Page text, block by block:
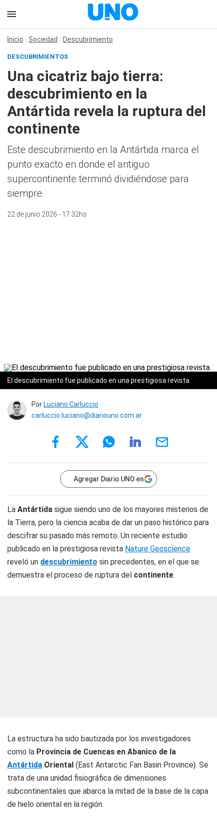
Inicio Sociedad Descubrimiento
DESCUBRIMIENTOS
Una cicatriz bajo tierra:
descubrimiento en la
Antártida revela la ruptura del
continente
Este descubrimiento en la Antártida marca el
punto exacto en donde el antiguo
supercontinente terminó dividiéndose para
siempre
22 de junio 2026 - 17:32hs
El descubrimiento fue publicado en una prestigiosa revista.
Por Luciano Carluccio
carluccio.luciano@diariouno.com.ar
Agregar Diario UNO en
La Antártida sigue siendo uno de los mayores misterios de
la Tierra, pero la ciencia acaba de dar un paso histórico para
descifrar su pasado más remoto. Un reciente estudio
publicado en la prestigiosa revista Nature Geoscience
reveló un descubrimiento sin precedentes, en el que se
demuestra el proceso de ruptura del continente.
La estructura ha sido bautizada por los investigadores
como la Provincia de Cuencas en Abanico de la
Antártida Oriental (East Antarctic Fan Basin Province). Se
trata de una unidad fisiográfica de dimensiones
subcontinentales que abarca la mitad de la base de la capa
de hielo oriental en la región.